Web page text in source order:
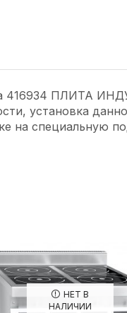
416934 ПЛИТА
установка
на специальную
НЕТ В
НАЛИЧИИ